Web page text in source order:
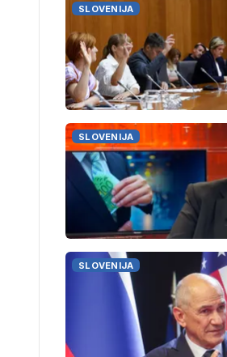
SLOVENIJA
SLOVENIJA
SLOVENIJA